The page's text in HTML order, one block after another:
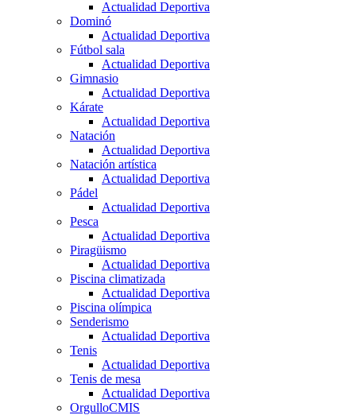
Actualidad Deportiva
Dominó
Actualidad Deportiva
Fútbol sala
Actualidad Deportiva
Gimnasio
Actualidad Deportiva
Kárate
Actualidad Deportiva
Natación
Actualidad Deportiva
Natación artística
Actualidad Deportiva
Pádel
Actualidad Deportiva
Pesca
Actualidad Deportiva
Piragüismo
Actualidad Deportiva
Piscina climatizada
Actualidad Deportiva
Piscina olímpica
Senderismo
Actualidad Deportiva
Tenis
Actualidad Deportiva
Tenis de mesa
Actualidad Deportiva
OrgulloCMIS